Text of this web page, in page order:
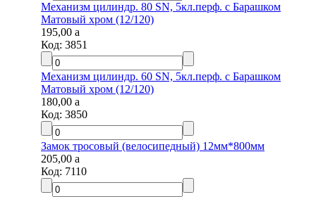
Механизм цилиндр. 80 SN, 5кл.перф. с Барашком
Матовый хром (12/120)
195,00a
Код:3851
Механизм цилиндр. 60 SN, 5кл.перф. с Барашком
Матовый хром (12/120)
180,00a
Код:3850
Замок тросовый (велосипедный) 12мм*800мм
205,00a
Код:7110